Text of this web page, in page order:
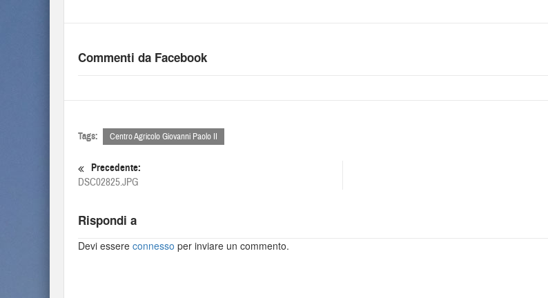
Commenti da Facebook
Tags: Centro Agricolo Giovanni Paolo II
Precedente:
DSC02825.JPG
Rispondi a
Devi essere connesso per inviare un commento.